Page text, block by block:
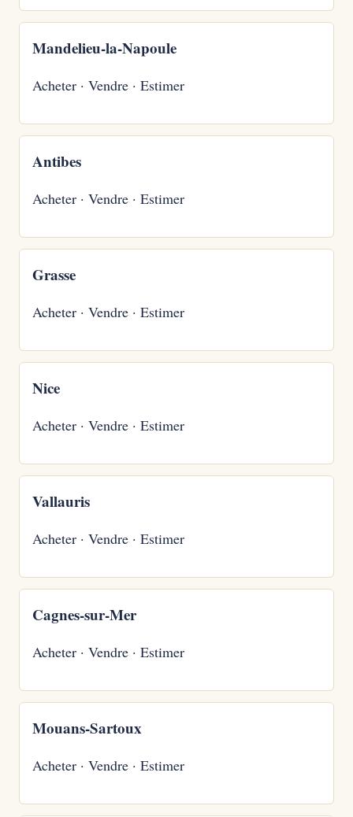
Mandelieu-la-Napoule
Acheter · Vendre · Estimer
Antibes
Acheter · Vendre · Estimer
Grasse
Acheter · Vendre · Estimer
Nice
Acheter · Vendre · Estimer
Vallauris
Acheter · Vendre · Estimer
Cagnes-sur-Mer
Acheter · Vendre · Estimer
Mouans-Sartoux
Acheter · Vendre · Estimer